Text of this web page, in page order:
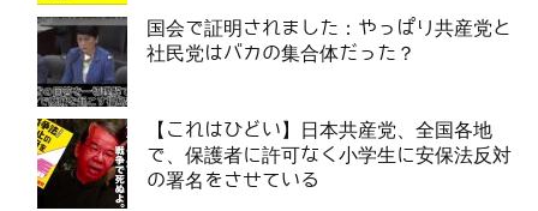
国会で証明されました：やっぱり共産党と
社民党はバカの集合体だった？
【これはひどい】日本共産党、全国各地
で、保護者に許可なく小学生に安保法反対
の署名をさせている